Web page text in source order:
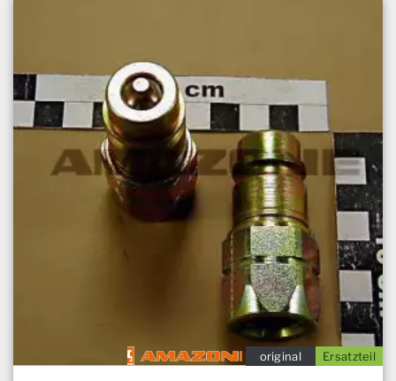
Ersatzteil
original